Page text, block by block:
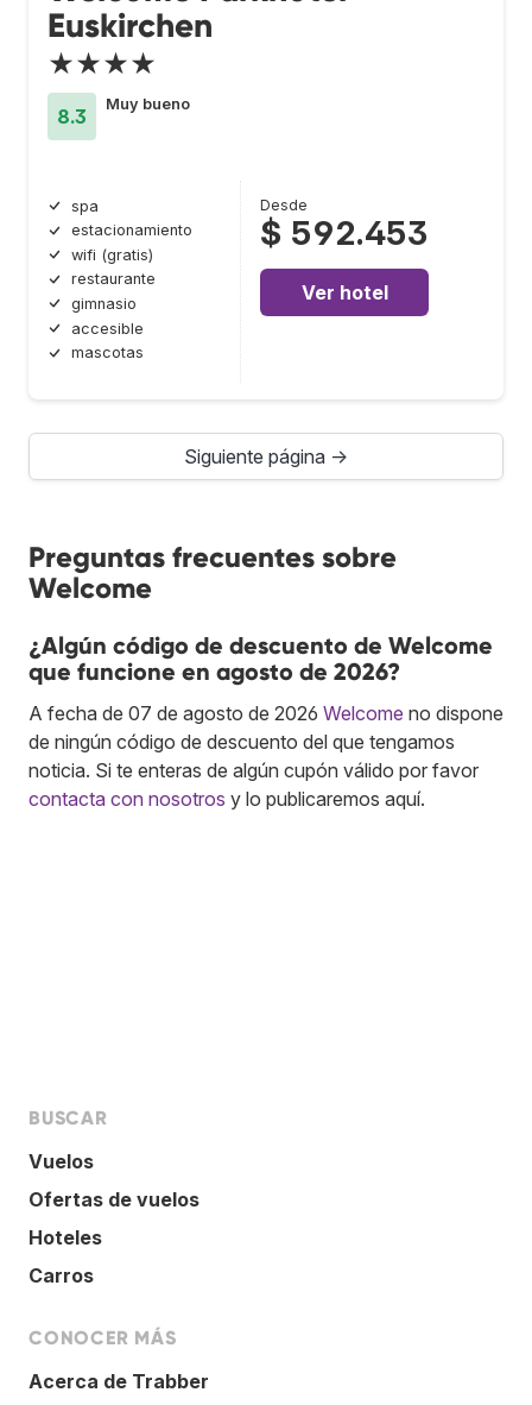
Euskirchen
★★★★
8.3
Muy bueno
spa
estacionamiento
wifi (gratis)
restaurante
gimnasio
accesible
mascotas
Desde
$ 592.453
Ver hotel
Siguiente página →
Preguntas frecuentes sobre
Welcome
¿Algún código de descuento de Welcome
que funcione en agosto de 2026?
A fecha de 07 de agosto de 2026 Welcome no dispone
de ningún código de descuento del que tengamos
noticia. Si te enteras de algún cupón válido por favor
contacta con nosotros y lo publicaremos aquí.
BUSCAR
Vuelos
Ofertas de vuelos
Hoteles
Carros
CONOCER MÁS
Acerca de Trabber